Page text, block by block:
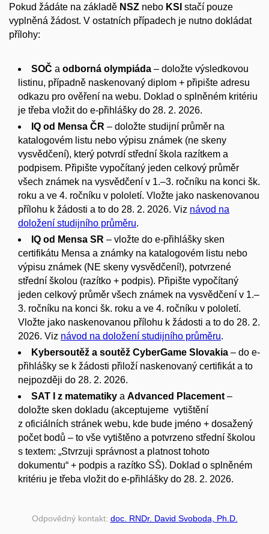
Pokud žádáte na základě NSZ nebo KSI stačí pouze
vyplněná žádost. V ostatních případech je nutno dokládat
přílohy:
SOČ a odborná olympiáda – doložte výsledkovou
listinu, případně naskenovaný diplom + připište adresu
odkazu pro ověření na webu. Doklad o splněném kritériu
je třeba vložit do e-přihlášky do 28. 2. 2026.
IQ od Mensa ČR – doložte studijní průměr na
katalogovém listu nebo výpisu známek (ne skeny
vysvědčení), který potvrdí střední škola razítkem a
podpisem. Připište vypočítaný jeden celkový průměr
všech známek na vysvědčení v 1.–3. ročníku na konci šk.
roku a ve 4. ročníku v pololetí. Vložte jako naskenovanou
přílohu k žádosti a to do 28. 2. 2026. Viz návod na
doložení studijního průměru.
IQ od Mensa SR – vložte do e-přihlášky sken
certifikátu Mensa a známky na katalogovém listu nebo
výpisu známek (NE skeny vysvědčení!), potvrzené
střední školou (razítko + podpis). Připište vypočítaný
jeden celkový průměr všech známek na vysvědčení v 1.–
3. ročníku na konci šk. roku a ve 4. ročníku v pololetí.
Vložte jako naskenovanou přílohu k žádosti a to do 28. 2.
2026. Viz návod na doložení studijního průměru.
Kybersoutěž a soutěž CyberGame Slovakia – do e-
přihlášky se k žádosti přiloží naskenovaný certifikát a to
nejpozději do 28. 2. 2026.
SAT I z matematiky a Advanced Placement –
doložte sken dokladu (akceptujeme vytištění
z oficiálních stránek webu, kde bude jméno + dosažený
počet bodů – to vše vytištěno a potvrzeno střední školou
s textem: „Stvrzuji správnost a platnost tohoto
dokumentu“ + podpis a razítko SŠ). Doklad o splněném
kritériu je třeba vložit do e-přihlášky do 28. 2. 2026.
Odpovědný kontakt: doc. RNDr. David Svoboda, Ph.D.